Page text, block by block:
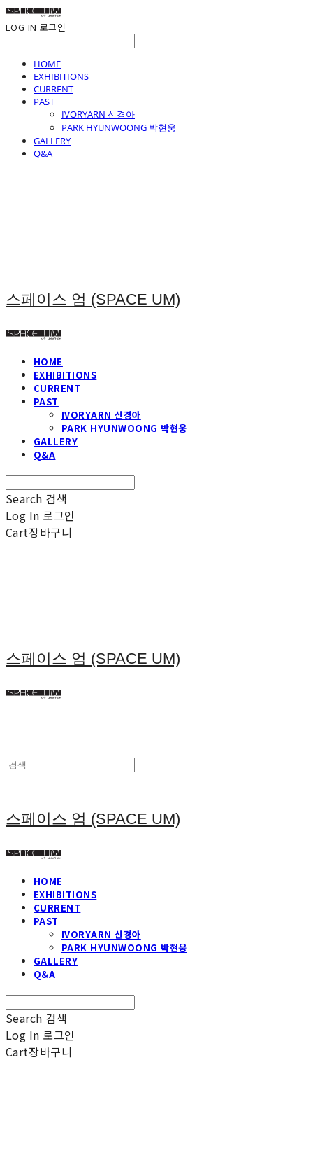
LOG IN 로그인
HOME
EXHIBITIONS
CURRENT
PAST
IVORYARN 신경아
PARK HYUNWOONG 박현웅
GALLERY
Q&A
스페이스 엄 (SPACE UM)
HOME
EXHIBITIONS
CURRENT
PAST
IVORYARN 신경아
PARK HYUNWOONG 박현웅
GALLERY
Q&A
Search 검색
Log In 로그인
Cart장바구니
스페이스 엄 (SPACE UM)
스페이스 엄 (SPACE UM)
HOME
EXHIBITIONS
CURRENT
PAST
IVORYARN 신경아
PARK HYUNWOONG 박현웅
GALLERY
Q&A
Search 검색
Log In 로그인
Cart장바구니